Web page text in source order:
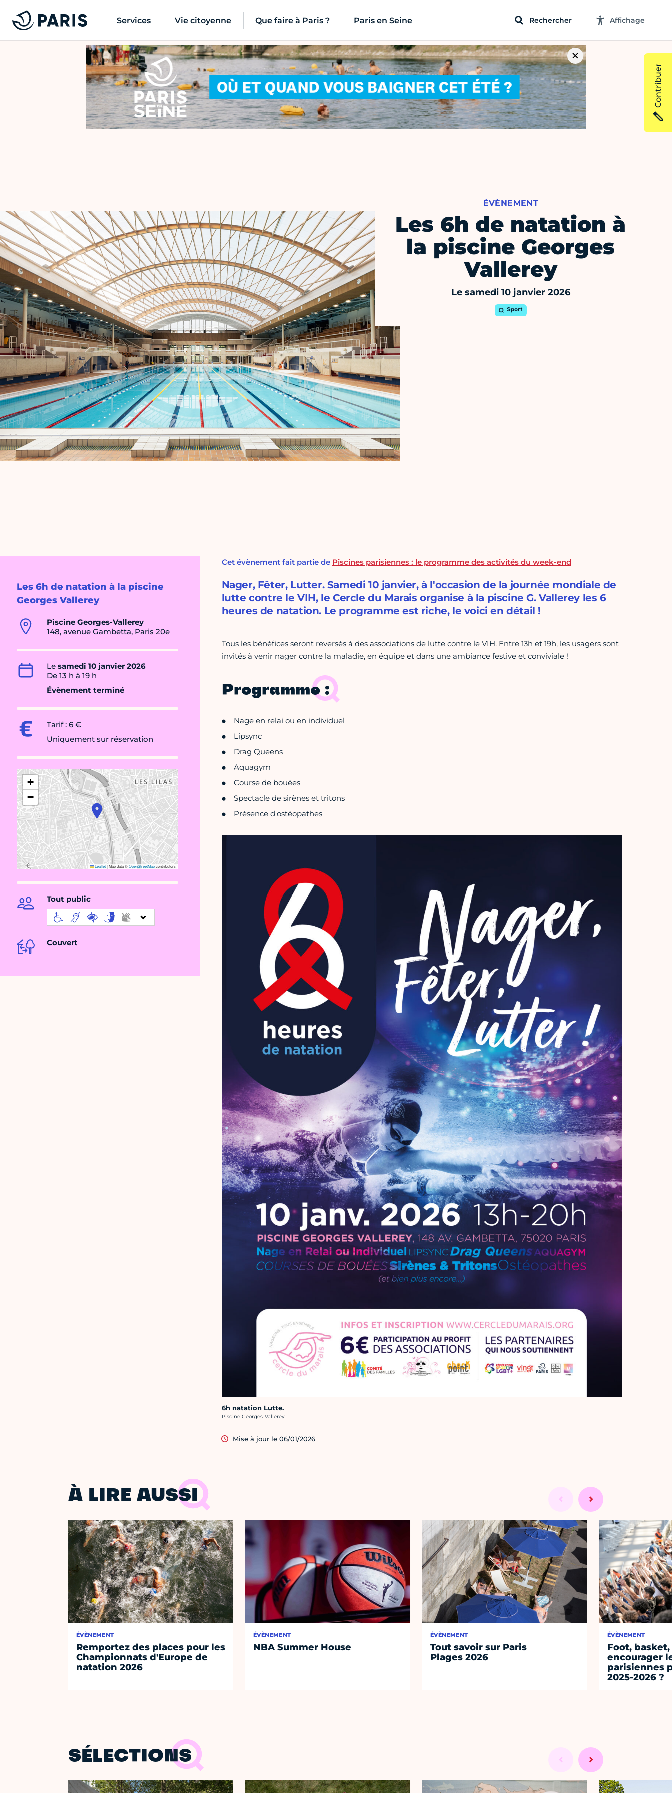
Services Vie citoyenne Que faire à Paris ? Paris en Seine Rechercher Affichage
ÉVÈNEMENT
Les 6h de natation à
la piscine Georges
Vallerey
Le samedi 10 janvier 2026
Sport
Les 6h de natation à la piscine
Georges Vallerey
Piscine Georges-Vallerey
148, avenue Gambetta, Paris 20e
Le samedi 10 janvier 2026
De 13 h à 19 h
Évènement terminé
Tarif : 6 €
Uniquement sur réservation
+
−
Leaflet|Map data ©OpenStreetMapcontributors
Tout public
Couvert
Cet évènement fait partie de Piscines parisiennes : le programme des activités du week-end
Nager, Fêter, Lutter. Samedi 10 janvier, à l'occasion de la journée mondiale de
lutte contre le VIH, le Cercle du Marais organise à la piscine G. Vallerey les 6
heures de natation. Le programme est riche, le voici en détail !
Tous les bénéfices seront reversés à des associations de lutte contre le VIH. Entre 13h et 19h, les usagers sont
invités à venir nager contre la maladie, en équipe et dans une ambiance festive et conviviale !
Programme :
Nage en relai ou en individuel
Lipsync
Drag Queens
Aquagym
Course de bouées
Spectacle de sirènes et tritons
Présence d'ostéopathes
6h natation Lutte.
Crédit photo :
Piscine Georges-Vallerey
Mise à jour le 06/01/2026
À LIRE AUSSI
ÉVÈNEMENT
Remportez des places pour les
Championnats d'Europe de
natation 2026
ÉVÈNEMENT
NBA Summer House
ÉVÈNEMENT
Tout savoir sur Paris
Plages 2026
ÉVÈNEMENT
Foot,
encourager
parisiennes
2025-2026 ?
SÉLECTIONS
Contribuer